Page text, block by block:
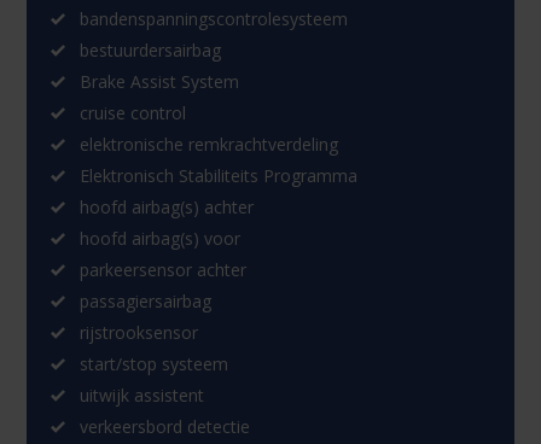
bandenspanningscontrolesysteem
bestuurdersairbag
Brake Assist System
cruise control
elektronische remkrachtverdeling
Elektronisch Stabiliteits Programma
hoofd airbag(s) achter
hoofd airbag(s) voor
parkeersensor achter
passagiersairbag
rijstrooksensor
start/stop systeem
uitwijk assistent
verkeersbord detectie